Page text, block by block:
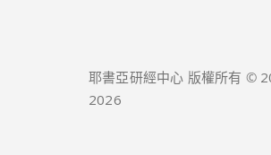
耶書亞研經中心 版權所有 ©
2026